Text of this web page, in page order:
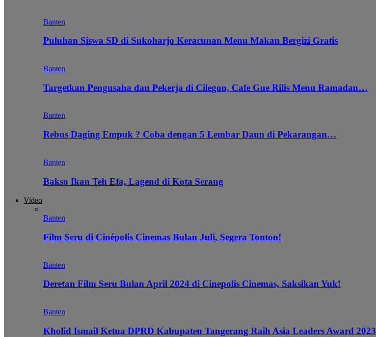
Banten
Puluhan Siswa SD di Sukoharjo Keracunan Menu Makan Bergizi Gratis
Banten
Targetkan Pengusaha dan Pekerja di Cilegon, Cafe Gue Rilis Menu Ramadan…
Banten
Rebus Daging Empuk ? Coba dengan 5 Lembar Daun di Pekarangan…
Banten
Bakso Ikan Teh Efa, Lagend di Kota Serang
Video
Banten
Film Seru di Cinépolis Cinemas Bulan Juli, Segera Tonton!
Banten
Deretan Film Seru Bulan April 2024 di Cinepolis Cinemas, Saksikan Yuk!
Banten
Kholid Ismail Ketua DPRD Kabupaten Tangerang Raih Asia Leaders Award 2023